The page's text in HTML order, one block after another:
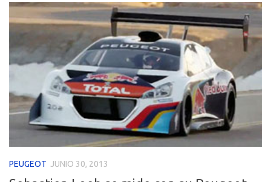
PEUGEOT JUNIO 30, 2013